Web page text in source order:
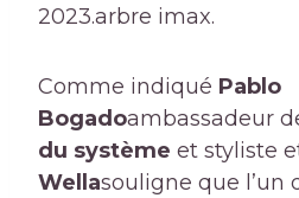
2023.arbre imax.
Comme indiqué Pablo
Bogadoambassadeur
du système et styliste
Wellasouligne que l’un